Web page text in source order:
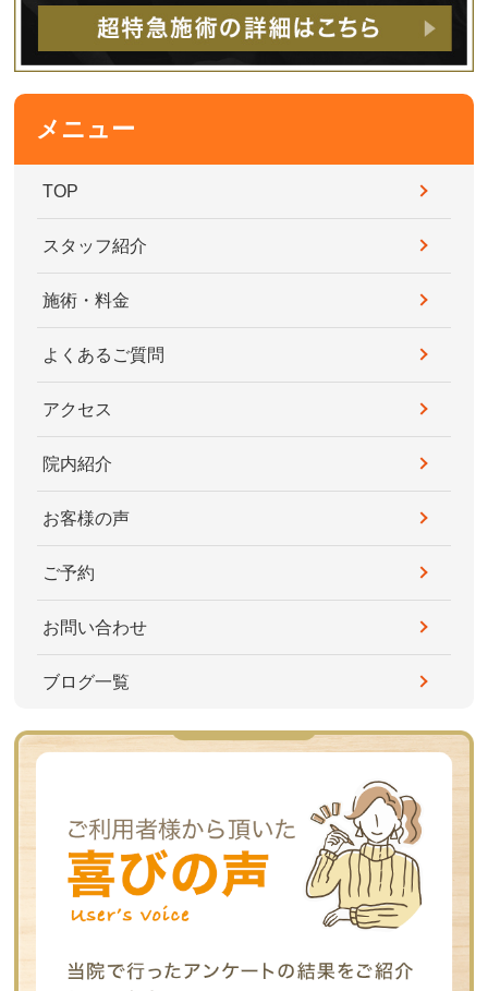
メニュー
TOP
スタッフ紹介
施術・料金
よくあるご質問
アクセス
院内紹介
お客様の声
ご予約
お問い合わせ
ブログ一覧